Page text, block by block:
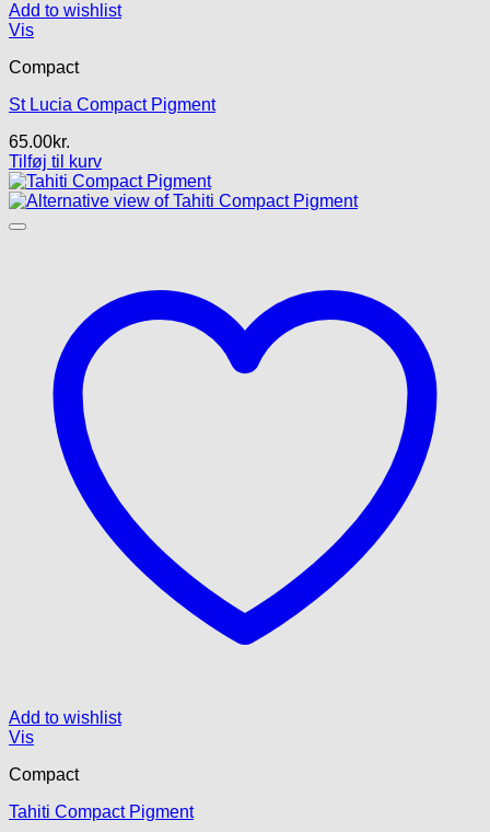
Add to wishlist
Vis
Compact
St Lucia Compact Pigment
65.00kr.
Tilføj til kurv
Add to wishlist
Vis
Compact
Tahiti Compact Pigment